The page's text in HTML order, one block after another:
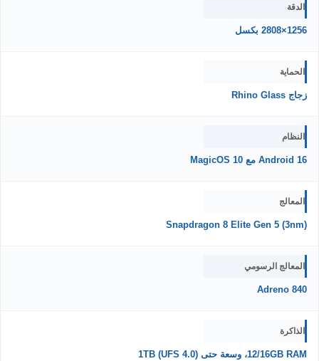
الدقة
1256×2808 بكسل
الحماية
زجاج Rhino Glass
النظام
Android 16 مع MagicOS 10
المعالج
Snapdragon 8 Elite Gen 5 (3nm)
المعالج الرسومي
Adreno 840
الذاكرة
12/16GB RAM، وسعة حتى 1TB (UFS 4.0)